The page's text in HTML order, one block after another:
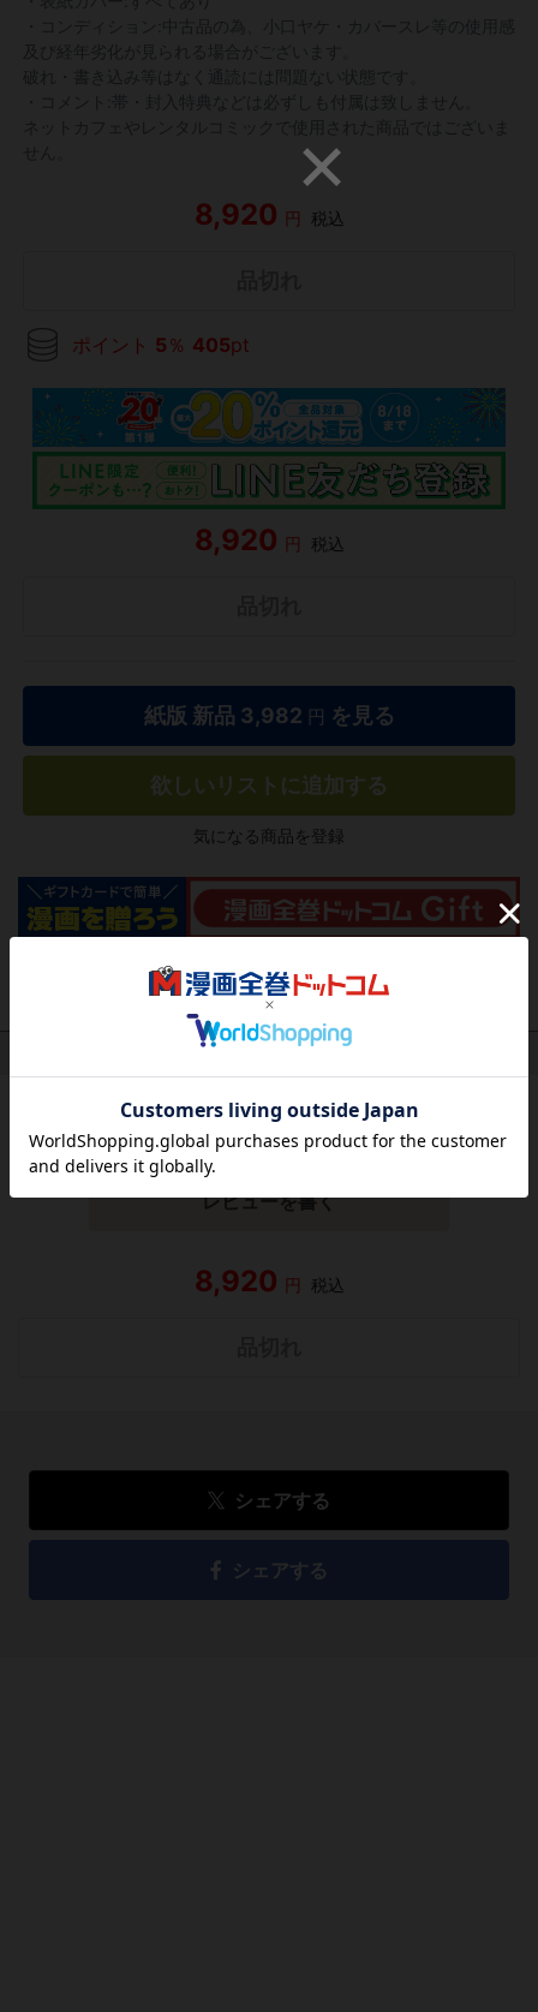
8,920 円 税込
ポイント 5 ％ 405pt
8,920 円 税込
紙版 新品 3,982 円 を見る
欲しいリストに追加する
気になる商品を登録
この作品にはまだレビューがありません。 今後読まれる
方のために感想を共有してもらえませんか？
レビューを書く
8,920 円 税込
シェアする
シェアする